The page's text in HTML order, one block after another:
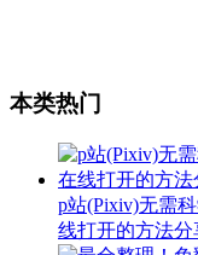
本类热门
p站(Pixiv)无需
线打开的方法分